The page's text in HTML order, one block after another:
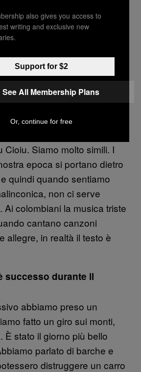
era patito di musica
gli hai portato delle
Cioiu. Siamo molto simili. I
epoca si portano dietro
quindi quando sentiamo
non ci serve
Ai colombiani la musica triste
cantano canzoni
allegre, in realtà il testo è
successo durante il
abbiamo preso un
fatto un giro sui monti,
È stato il giorno più bello
parlato di barche e
distruggere un carro
also gives you access to
writing and exclusive new
Support for $2
See All Membership Plans
Or, continue for free